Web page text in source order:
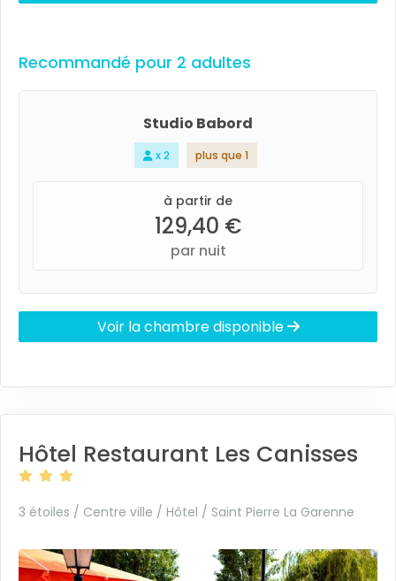
Recommandé pour 2 adultes
Studio Babord
x 2 plus que 1
à partir de
129,40 €
par nuit
Voir la chambre disponible
Hôtel Restaurant Les Canisses
3 étoiles / Centre ville / Hôtel / Saint Pierre La Garenne